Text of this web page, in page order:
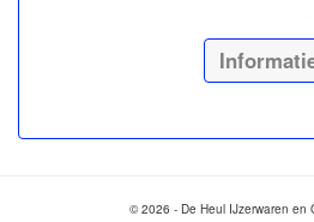
© 2026 - De Heul IJzerwaren en